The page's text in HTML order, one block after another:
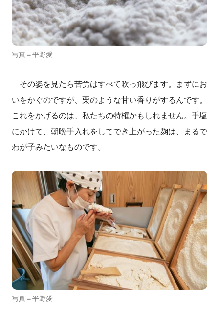
写真＝平野愛
その姿を見たら苦労はすべて吹っ飛びます。まずにお
いをかぐのですが、栗のような甘い香りがするんです。
これをかげるのは、私たちの特権かもしれません。手塩
にかけて、朝晩手入れをしてでき上がった麹は、まるで
わが子みたいなものです。
写真＝平野愛